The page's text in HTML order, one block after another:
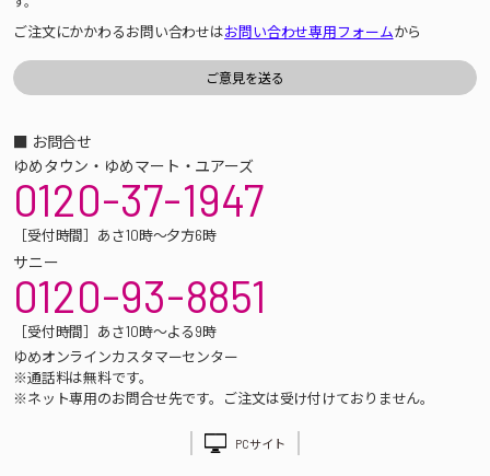
ご注文にかかわるお問い合わせはお問い合わせ専用フォームから
■ お問合せ
ゆめタウン・ゆめマート・ユアーズ
0120-37-1947
［受付時間］あさ10時～夕方6時
サニー
0120-93-8851
［受付時間］あさ10時～よる9時
ゆめオンラインカスタマーセンター
※通話料は無料です。
※ネット専用のお問合せ先です。ご注文は受け付けておりません。
PCサイト